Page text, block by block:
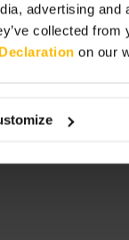
advertising
collected
on our